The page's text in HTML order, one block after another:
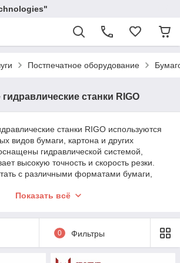
Постпечатное оборудование
станки RIGO
станки RIGO используются
видов бумаги, картона и других
гидравлической системой,
высокую точность и скорость резки.
с различными форматами бумаги,
параметров резки, такие как длина
была основана в 1990 году и базируется
развивается и наращивает
сотрудников составляет 60-70
Показать всё
0 Фильтры